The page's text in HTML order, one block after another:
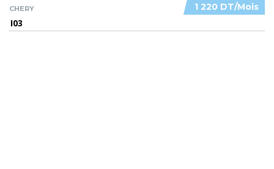
1 220 DT/Mois
CHERY
I03